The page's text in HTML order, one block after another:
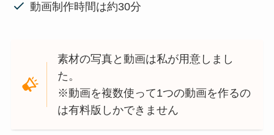
動画制作時間は約30分
素材の写真と動画は私が用意しまし
た。
※動画を複数使って1つの動画を作るの
は有料版しかできません